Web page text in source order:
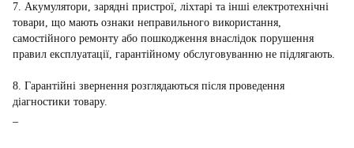
7. Акумулятори, зарядні пристрої, ліхтарі та інші електротехнічні
товари, що мають ознаки неправильного використання,
самостійного ремонту або пошкодження внаслідок порушення
правил експлуатації, гарантійному обслуговуванню не підлягають.
8. Гарантійні звернення розглядаються після проведення
діагностики товару.